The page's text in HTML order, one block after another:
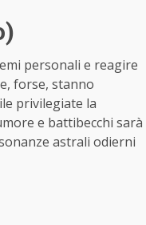
personali e reagire
forse, stanno
privilegiate la
e battibecchi sarà
astrali odierni